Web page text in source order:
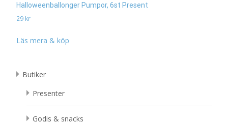
Halloweenballonger Pumpor, 6st Present
29 kr
Läs mera & köp
Butiker
Presenter
Godis & snacks